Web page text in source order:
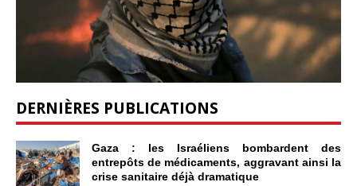
DERNIÈRES PUBLICATIONS
Gaza : les Israéliens bombardent des
entrepôts de médicaments, aggravant ainsi la
crise sanitaire déjà dramatique